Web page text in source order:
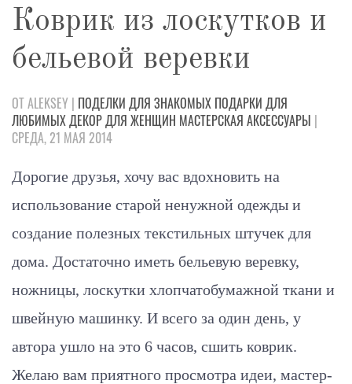
Коврик из лоскутков и
бельевой веревки
ОТ ALEKSEY | ПОДЕЛКИ ДЛЯ ЗНАКОМЫХ ПОДАРКИ ДЛЯ
ЛЮБИМЫХДЕКОРДЛЯ ЖЕНЩИН МАСТЕРСКАЯ АКСЕССУАРЫ |
СРЕДА, 21 МАЯ 2014
Дорогие друзья, хочу вас вдохновить на
использование старой ненужной одежды и
создание полезных текстильных штучек для
дома. Достаточно иметь бельевую веревку,
ножницы, лоскутки хлопчатобумажной ткани и
швейную машинку. И всего за один день, у
автора ушло на это 6 часов, сшить коврик.
Желаю вам приятного просмотра идеи, мастер-